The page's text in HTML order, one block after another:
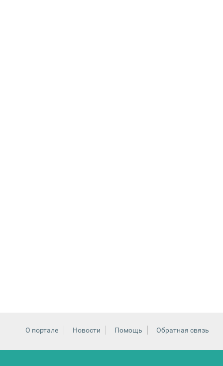
О портале Новости Помощь Обратная связь